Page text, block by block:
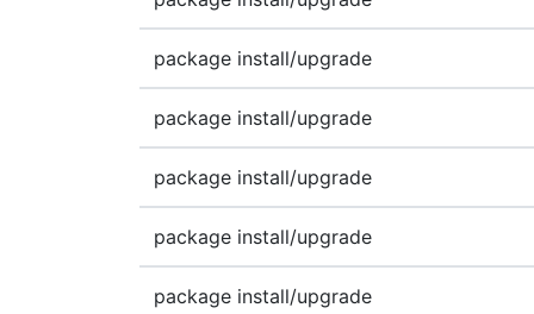
package install/upgrade
package install/upgrade
package install/upgrade
package install/upgrade
package install/upgrade